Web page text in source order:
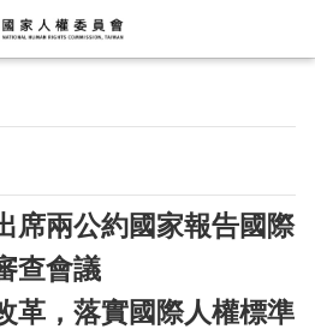
席兩公約國家報告國際
查會議
革，落實國際人權標準